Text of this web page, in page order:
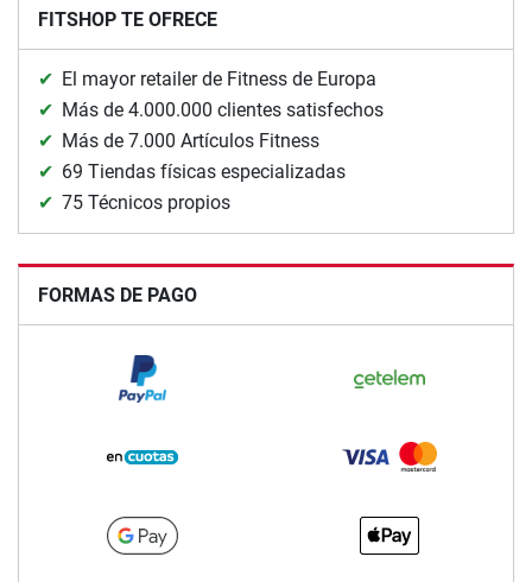
FITSHOP TE OFRECE
El mayor retailer de Fitness de Europa
Más de 4.000.000 clientes satisfechos
Más de 7.000 Artículos Fitness
69 Tiendas físicas especializadas
75 Técnicos propios
FORMAS DE PAGO